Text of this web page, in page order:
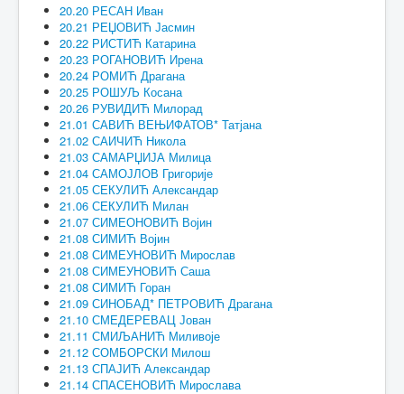
20.20 РЕСАН Иван
20.21 РЕЏОВИЋ Јасмин
20.22 РИСТИЋ Катарина
20.23 РОГАНОВИЋ Ирена
20.24 РОМИЋ Драгана
20.25 РОШУЉ Косана
20.26 РУВИДИЋ Милорад
21.01 САВИЋ ВЕЊИФАТОВ* Татјана
21.02 САИЧИЋ Никола
21.03 САМАРЏИЈА Милица
21.04 САМОЈЛОВ Григорије
21.05 СЕКУЛИЋ Александар
21.06 СЕКУЛИЋ Милан
21.07 СИМЕОНОВИЋ Војин
21.08 СИМИЋ Војин
21.08 СИМЕУНОВИЋ Мирослав
21.08 СИМЕУНОВИЋ Саша
21.08 СИМИЋ Горан
21.09 СИНОБАД* ПЕТРОВИЋ Драгана
21.10 СМЕДЕРЕВАЦ Јован
21.11 СМИЉАНИЋ Миливоје
21.12 СОМБОРСКИ Милош
21.13 СПАЈИЋ Александар
21.14 СПАСЕНОВИЋ Мирослава